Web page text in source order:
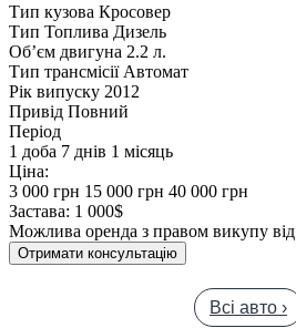
Тип кузова Кросовер
Тип Топлива Дизель
Обʼєм двигуна 2.2 л.
Тип трансмісії Автомат
Рік випуску 2012
Привід Повний
Період
1 доба 7 днів 1 місяць
Ціна:
3 000 грн 15 000 грн 40 000 грн
Застава: 1 000$
Можлива оренда з правом викупу від
Отримати консультацію
Всі авто ›